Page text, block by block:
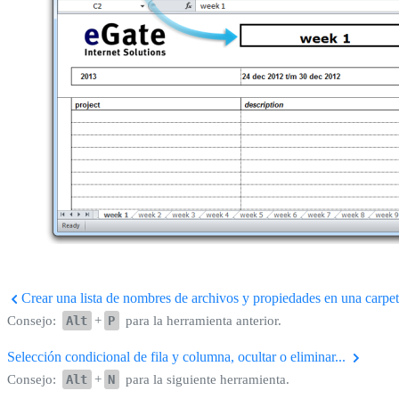
Crear una lista de nombres de archivos y propiedades en una
Consejo: Alt + P para la herramienta anterior.
Selección condicional de fila y columna, ocultar o eliminar...
Consejo: Alt + N para la siguiente herramienta.